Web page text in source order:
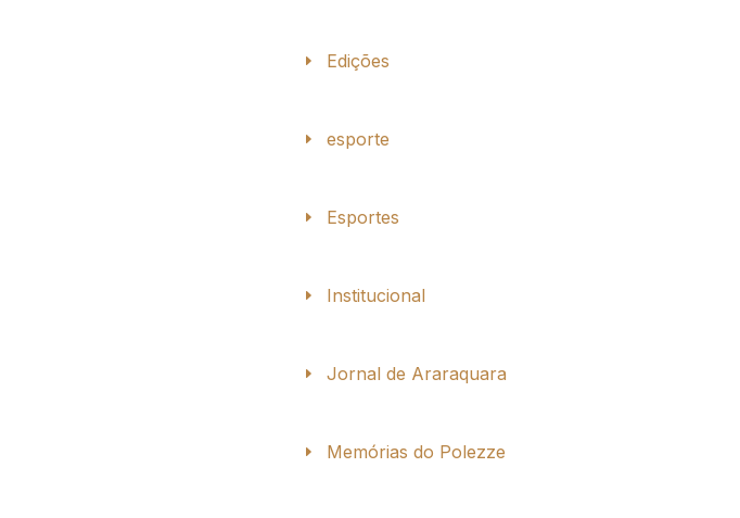
Edições
esporte
Esportes
Institucional
Jornal de Araraquara
Memórias do Polezze